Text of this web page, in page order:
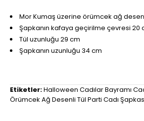
Mor Kumaş üzerine örümcek ağ
Şapkanın kafaya geçirilme çevresi 20
Tül uzunluğu 29 cm
Şapkanın uzunluğu 34 cm
Etiketler:Halloween Cadılar Bayramı
Örümcek Ağ Desenli Tül Parti Cadı